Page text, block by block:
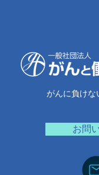
がんに負けな
お問